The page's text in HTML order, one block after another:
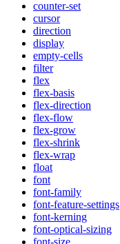
counter-set
cursor
direction
display
empty-cells
filter
flex
flex-basis
flex-direction
flex-flow
flex-grow
flex-shrink
flex-wrap
float
font
font-family
font-feature-settings
font-kerning
font-optical-sizing
font-size